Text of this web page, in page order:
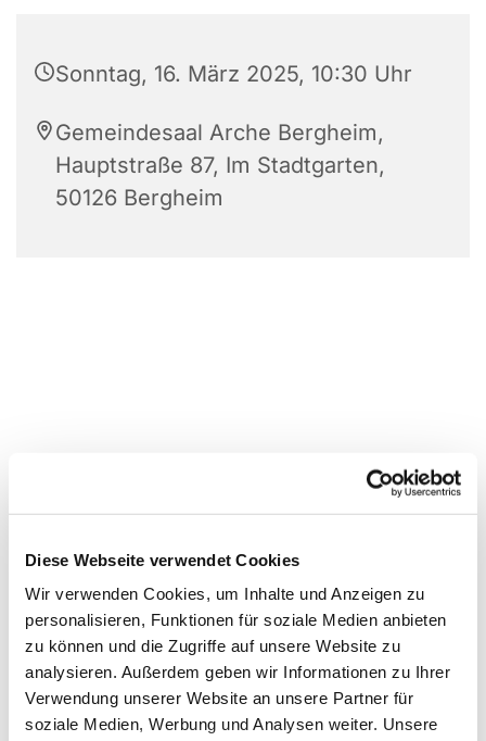
Diese Webseite verwendet Cookies
Wir verwenden Cookies, um Inhalte und Anzeigen zu
personalisieren, Funktionen für soziale Medien anbieten
zu können und die Zugriffe auf unsere Website zu
analysieren. Außerdem geben wir Informationen zu Ihrer
Verwendung unserer Website an unsere Partner für
soziale Medien, Werbung und Analysen weiter. Unsere
Sonntag, 16. März 2025, 10:30 Uhr
Gemeindesaal Arche Bergheim,
Hauptstraße 87, Im Stadtgarten,
50126 Bergheim